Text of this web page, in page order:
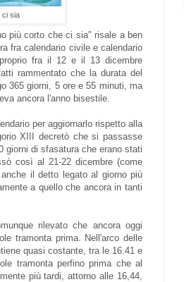
ci sia
più corto che ci sia" risale a ben
fra calendario civile e calendario
fra il 12 e il 13 dicembre
rammentato che la durata del
365 giorni, 5 ore e 55 minuti, ma
ancora l'anno bisestile.
per aggiornarlo rispetto alla
XIII decretò che si passasse
giorni di sfasatura che erano stati
così al 21-22 dicembre (come
il detto legato al giorno più
a quello che ancora in tanti
rilevato che ancora oggi
tramonta prima. Nell'arco delle
quasi costante, tra le 16.41 e
tramonta perfino prima che al
più tardi, attorno alle 16,44,